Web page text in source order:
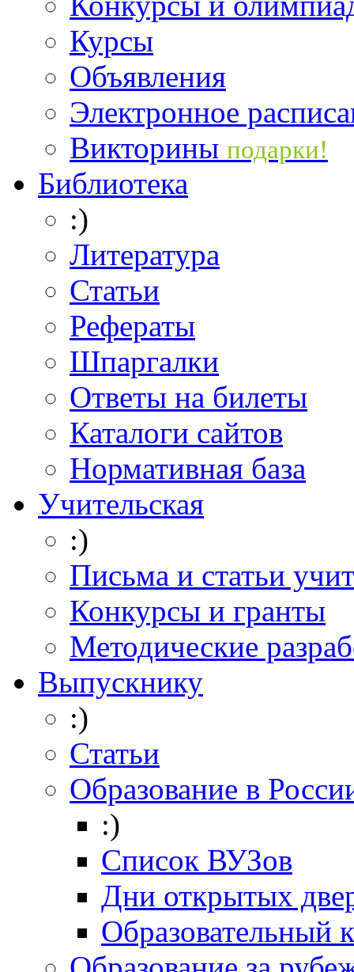
Курсы
Объявления
Электронное
Викторины подарки!
Библиотека
:)
Литература
Статьи
Рефераты
Шпаргалки
Ответы на билеты
Каталоги сайтов
Нормативная база
Учительская
:)
Письма и статьи
Конкурсы и гранты
Методические
Выпускнику
:)
Статьи
Образование в
:)
Список ВУЗов
Дни открытых
Образовательный